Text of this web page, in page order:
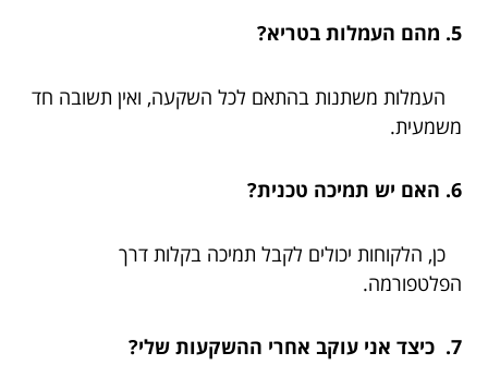
5. מהם העמלות בטריא?
העמלות משתנות בהתאם לכל השקעה, ואין תשובה חד
משמעית.
6. האם יש תמיכה טכנית?
כן, הלקוחות יכולים לקבל תמיכה בקלות דרך
הפלטפורמה.
7. כיצד אני עוקב אחרי ההשקעות שלי?